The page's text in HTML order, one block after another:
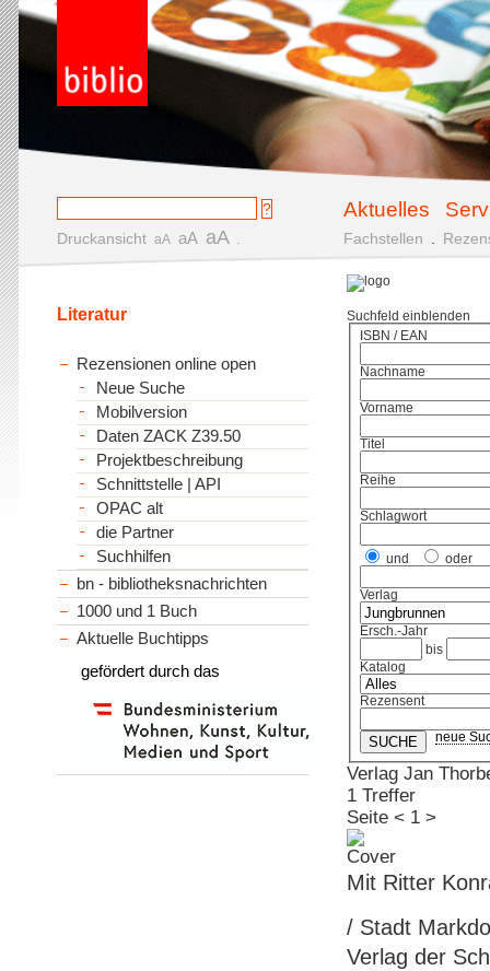
Aktuelles
Druckansicht aA aA aA Fachstellen
Suchfeld einblenden
ISBN / EAN
Nachname
Vorname
Titel
Reihe
Schlagwort
und oder
Verlag
Ersch.-Jahr
bis
Katalog
Rezensent
neue
Verlag Jan
1 Treffer
Seite < 1 >
Mit Ritter
/ Stadt
Verlag der
Literatur
Rezensionen online open
Neue Suche
Mobilversion
Daten ZACK Z39.50
Projektbeschreibung
Schnittstelle | API
OPAC alt
die Partner
Suchhilfen
bn - bibliotheksnachrichten
1000 und 1 Buch
Aktuelle Buchtipps
gefördert durch das